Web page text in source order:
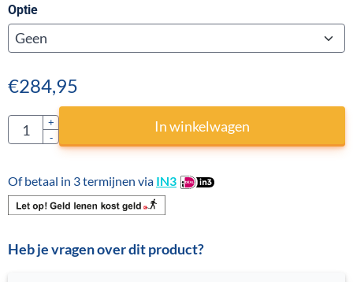
Optie
€284,95
Aantal
+
-
In winkelwagen
Of betaal in 3 termijnen via IN3
Heb je vragen over dit product?